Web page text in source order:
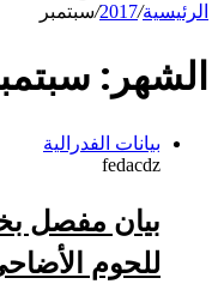
الرئيسية/
2017
/سبتمبر
الشهر: سبتمبر
بيانات الفدرالية
fedacdz
بيان مفصل
للحوم